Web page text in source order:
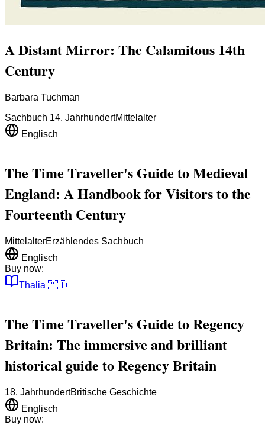
A Distant Mirror: The Calamitous 14th
Century
Barbara Tuchman
Sachbuch 14. JahrhundertMittelalter
Englisch
The Time Traveller's Guide to Medieval
England: A Handbook for Visitors to the
Fourteenth Century
MittelalterErzählendes Sachbuch
Englisch
Buy now:
Thalia 🇦🇹
The Time Traveller's Guide to Regency
Britain: The immersive and brilliant
historical guide to Regency Britain
18. JahrhundertBritische Geschichte
Englisch
Buy now: